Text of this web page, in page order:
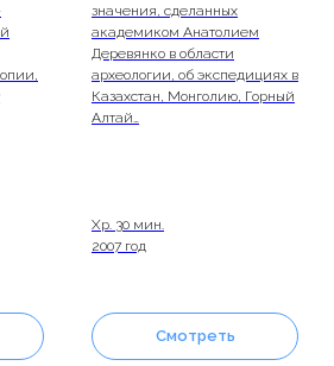
значения, сделанных
академиком Анатолием
Деревянко в области
археологии, об экспедициях в
Казахстан, Монголию, Горный
Алтай…
Хр. 30 мин.
2007 год
Смотреть